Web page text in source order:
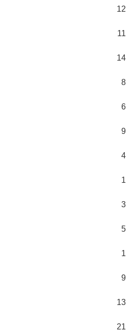
12
11
14
8
6
9
4
1
3
5
1
9
13
21